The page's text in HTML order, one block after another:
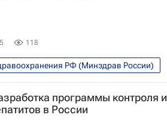
118
РФ (Минздрав России)
(протоиерей)
программы контроля и
в России